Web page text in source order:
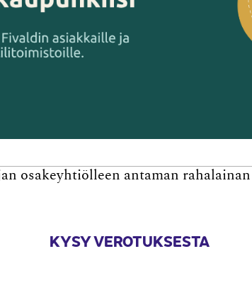
osakeyhtiölleen antaman
KYSY VEROTUKSESTA